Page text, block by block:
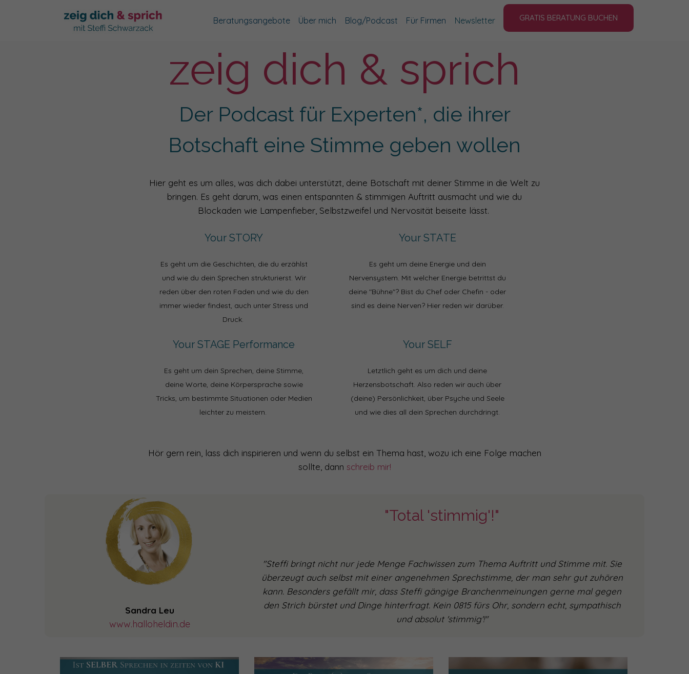
Beratungsangebote Über mich Blog/Podcast Für Firmen Newsletter GRATIS BERATUNG BUCHEN
zeig dich & sprich
Der Podcast für Experten*, die ihrer
Botschaft eine Stimme geben wollen
Hier geht es um alles, was dich dabei unterstützt, deine Botschaft mit deiner Stimme in die Welt zu
bringen. Es geht darum, was einen entspannten & stimmigen Auftritt ausmacht und wie du
Blockaden wie Lampenfieber, Selbstzweifel und Nervosität beiseite lässt.
Your STORY
Es geht um die Geschichten, die du erzählst
und wie du dein Sprechen strukturierst. Wir
reden über den roten Faden und wie du den
immer wieder findest, auch unter Stress und
Druck.
Your STATE
Es geht um deine Energie und dein
Nervensystem. Mit welcher Energie betrittst du
deine "Bühne"? Bist du Chef oder Chefin - oder
sind es deine Nerven? Hier reden wir darüber.
Your STAGE Performance
Es geht um dein Sprechen, deine Stimme,
deine Worte, deine Körpersprache sowie
Tricks, um bestimmte Situationen oder Medien
leichter zu meistern.
Your SELF
Letztlich geht es um dich und deine
Herzensbotschaft. Also reden wir auch über
(deine) Persönlichkeit, über Psyche und Seele
und wie dies all dein Sprechen durchdringt.
Hör gern rein, lass dich inspirieren und wenn du selbst ein Thema hast, wozu ich eine Folge machen
sollte, dann schreib mir!
Sandra Leu
www.halloheldin.de
"Total 'stimmig'!"
"Steffi bringt nicht nur jede Menge Fachwissen zum Thema Auftritt und Stimme mit. Sie
überzeugt auch selbst mit einer angenehmen Sprechstimme, der man sehr gut zuhören
kann. Besonders gefällt mir, dass Steffi gängige Branchenmeinungen gerne mal gegen
den Strich bürstet und Dinge hinterfragt. Kein 0815 fürs Ohr, sondern echt, sympathisch
und absolut 'stimmig'!"